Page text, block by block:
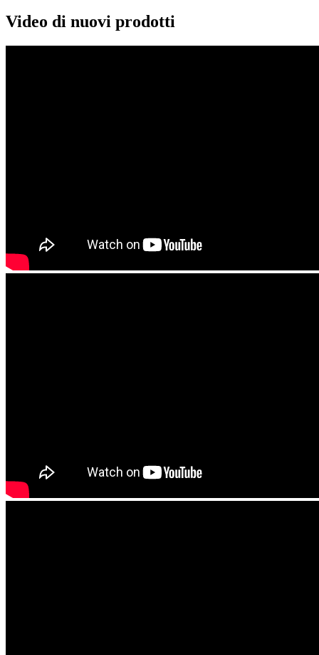
Video di nuovi prodotti